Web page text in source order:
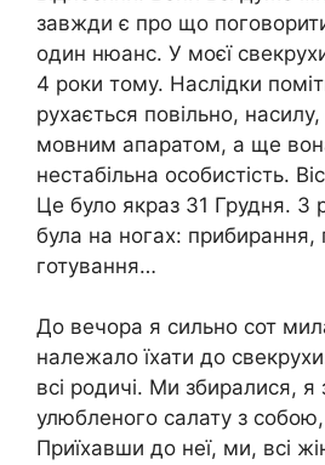
завжди є про що
один нюанс. У моєї
4 роки тому. Наслідки
рухається повільно,
мовним апаратом, а ще
нестабільна особистість.
Це було якраз 31 Грудня. З
була на ногах: прибирання,
готування…
До вечора я сильно сот
належало їхати до
всі родичі. Ми збиралися, я
улюбленого салату з
Приїхавши до неї, ми, всі